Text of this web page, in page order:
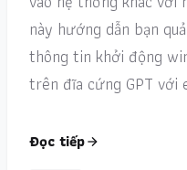
này hướng dẫn bạn
thông tin khởi động
trên đĩa cứng GPT với
Đọc tiếp